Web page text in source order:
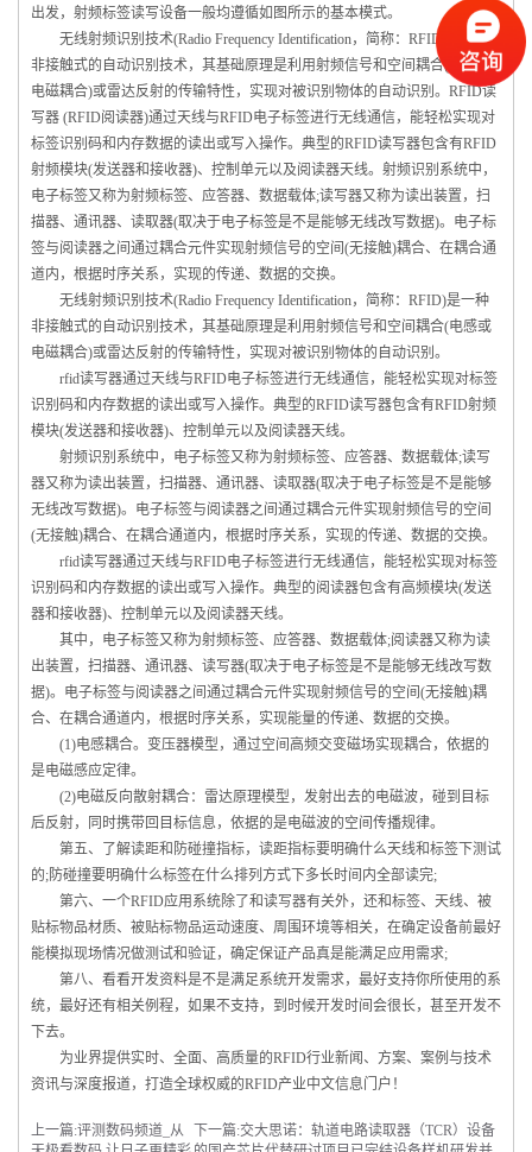
出发，射频标签读写设备一般均遵循如图所示的基本模式。
无线射频识别技术(Radio Frequency Identification，简称：RFID)是一种
非接触式的自动识别技术，其基础原理是利用射频信号和空间耦合(电感或
电磁耦合)或雷达反射的传输特性，实现对被识别物体的自动识别。RFID读
写器 (RFID阅读器)通过天线与RFID电子标签进行无线通信，能轻松实现对
标签识别码和内存数据的读出或写入操作。典型的RFID读写器包含有RFID
射频模块(发送器和接收器)、控制单元以及阅读器天线。射频识别系统中，
电子标签又称为射频标签、应答器、数据载体;读写器又称为读出装置，扫
描器、通讯器、读取器(取决于电子标签是不是能够无线改写数据)。电子标
签与阅读器之间通过耦合元件实现射频信号的空间(无接触)耦合、在耦合通
道内，根据时序关系，实现的传递、数据的交换。
无线射频识别技术(Radio Frequency Identification，简称：RFID)是一种
非接触式的自动识别技术，其基础原理是利用射频信号和空间耦合(电感或
电磁耦合)或雷达反射的传输特性，实现对被识别物体的自动识别。
rfid读写器通过天线与RFID电子标签进行无线通信，能轻松实现对标签
识别码和内存数据的读出或写入操作。典型的RFID读写器包含有RFID射频
模块(发送器和接收器)、控制单元以及阅读器天线。
射频识别系统中，电子标签又称为射频标签、应答器、数据载体;读写
器又称为读出装置，扫描器、通讯器、读取器(取决于电子标签是不是能够
无线改写数据)。电子标签与阅读器之间通过耦合元件实现射频信号的空间
(无接触)耦合、在耦合通道内，根据时序关系，实现的传递、数据的交换。
rfid读写器通过天线与RFID电子标签进行无线通信，能轻松实现对标签
识别码和内存数据的读出或写入操作。典型的阅读器包含有高频模块(发送
器和接收器)、控制单元以及阅读器天线。
其中，电子标签又称为射频标签、应答器、数据载体;阅读器又称为读
出装置，扫描器、通讯器、读写器(取决于电子标签是不是能够无线改写数
据)。电子标签与阅读器之间通过耦合元件实现射频信号的空间(无接触)耦
合、在耦合通道内，根据时序关系，实现能量的传递、数据的交换。
(1)电感耦合。变压器模型，通过空间高频交变磁场实现耦合，依据的
是电磁感应定律。
(2)电磁反向散射耦合：雷达原理模型，发射出去的电磁波，碰到目标
后反射，同时携带回目标信息，依据的是电磁波的空间传播规律。
第五、了解读距和防碰撞指标，读距指标要明确什么天线和标签下测试
的;防碰撞要明确什么标签在什么排列方式下多长时间内全部读完;
第六、一个RFID应用系统除了和读写器有关外，还和标签、天线、被
贴标物品材质、被贴标物品运动速度、周围环境等相关，在确定设备前最好
能模拟现场情况做测试和验证，确定保证产品真是能满足应用需求;
第八、看看开发资料是不是满足系统开发需求，最好支持你所使用的系
统，最好还有相关例程，如果不支持，到时候开发时间会很长，甚至开发不
下去。
为业界提供实时、全面、高质量的RFID行业新闻、方案、案例与技术
资讯与深度报道，打造全球权威的RFID产业中文信息门户！
上一篇:评测数码频道_从
下一篇:交大思诺：轨道电路读取器（TCR）设备